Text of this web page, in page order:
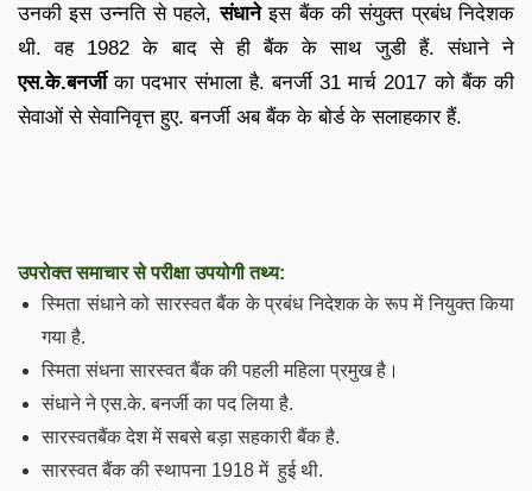
उनकी इस उन्नति से पहले,संधानेइस बैंक की संयुक्त प्रबंध निदेशक
थी. वह 1982 के बाद से ही बैंक के साथ जुडी हैं. संधाने ने
एस.के.बनर्जीका पदभार संभाला है. बनर्जी 31 मार्च 2017 को बैंक की
सेवाओं से सेवानिवृत्त हुए. बनर्जी अब बैंक के बोर्ड के सलाहकार हैं.
उपरोक्त समाचार से परीक्षा उपयोगी तथ्य:
स्मिता संधाने को सारस्वत बैंक के प्रबंध निदेशक के रूप में नियुक्त किया
गया है.
स्मिता संधना सारस्वत बैंक की पहली महिला प्रमुख है।
संधाने ने एस.के. बनर्जी का पद लिया है.
सारस्वतबैंक देश में सबसे बड़ा सहकारी बैंक है.
सारस्वत बैंक की स्थापना 1918 में हुई थी.